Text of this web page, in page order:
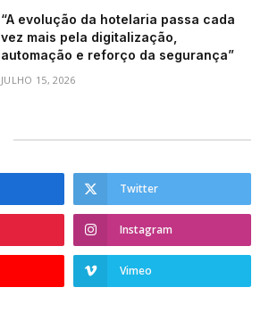
“A evolução da hotelaria passa cada
vez mais pela digitalização,
automação e reforço da segurança”
JULHO 15, 2026
Twitter
Instagram
Vimeo